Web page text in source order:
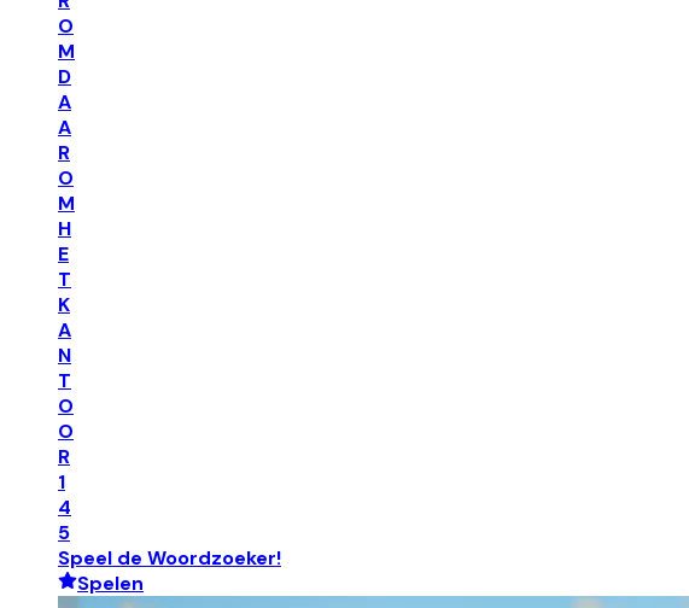
O
M
D
A
A
R
O
M
H
E
T
K
A
N
T
O
O
R
1
4
5
Speel de Woordzoeker!
Spelen